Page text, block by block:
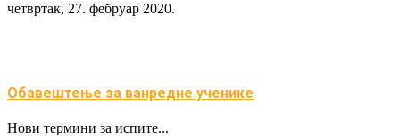
четвртак, 27. фебруар 2020.
Обавештење за ванредне ученике
Нови термини за испите...